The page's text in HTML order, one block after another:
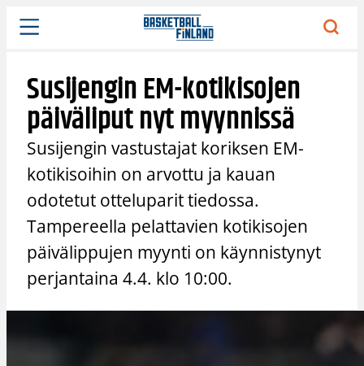
Siirry
sisältöön
Susijengin EM-kotikisojen
päiväliput nyt myynnissä
Susijengin vastustajat koriksen EM-
kotikisoihin on arvottu ja kauan
odotetut otteluparit tiedossa.
Tampereella pelattavien kotikisojen
päivälippujen myynti on käynnistynyt
perjantaina 4.4. klo 10:00.